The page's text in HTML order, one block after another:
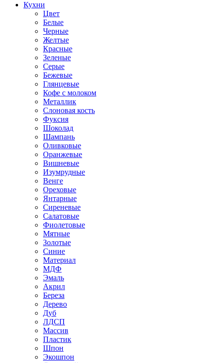
Кухни
Цвет
Белые
Черные
Желтые
Красные
Зеленые
Серые
Бежевые
Глянцевые
Кофе с молоком
Металлик
Слоновая кость
Фуксия
Шоколад
Шампань
Оливковые
Оранжевые
Вишневые
Изумрудные
Венге
Ореховые
Янтарные
Сиреневые
Салатовые
Фиолетовые
Мятные
Золотые
Синие
Материал
МДФ
Эмаль
Акрил
Береза
Дерево
Дуб
ЛДСП
Массив
Пластик
Шпон
Экошпон